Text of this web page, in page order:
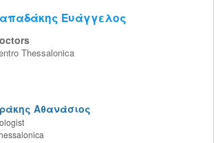
Ευάγγελος
Thessalonica
Αθανάσιος